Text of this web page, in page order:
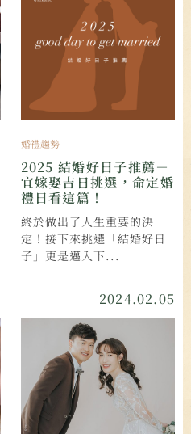
婚禮趨勢
2025 結婚好日子推薦－
宜嫁娶吉日挑選，命定婚
禮日看這篇！
終於做出了人生重要的決
定！接下來挑選「結婚好日
子」更是邁入下...
2024.02.05